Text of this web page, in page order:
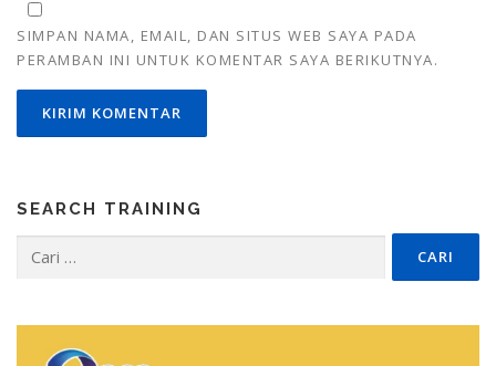
SIMPAN NAMA, EMAIL, DAN SITUS WEB SAYA PADA
PERAMBAN INI UNTUK KOMENTAR SAYA BERIKUTNYA.
SEARCH TRAINING
untuk: